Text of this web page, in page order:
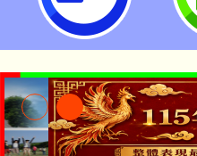
洽辦到校施測服